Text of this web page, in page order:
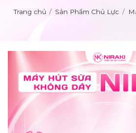
Trang chủ Sản Phẩm Chủ Lực